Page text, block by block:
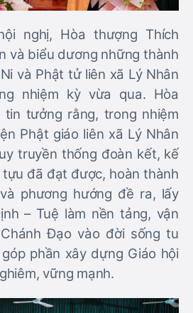
nghị, Hòa thượng Thích
và biểu dương những thành
và Phật tử liên xã Lý Nhân
nhiệm kỳ vừa qua. Hòa
tưởng rằng, trong nhiệm
Phật giáo liên xã Lý Nhân
truyền thống đoàn kết, kế
đã đạt được, hoàn thành
phương hướng đề ra, lấy
– Tuệ làm nền tảng, vận
Đạo vào đời sống tu
phần xây dựng Giáo hội
vững mạnh.